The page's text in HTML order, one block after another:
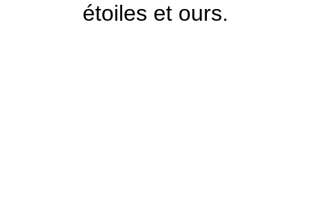
étoiles et ours.